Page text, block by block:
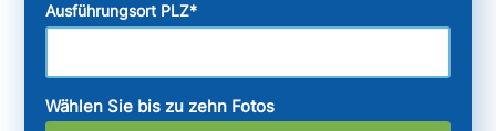
Ausführungsort PLZ*
Wählen Sie bis zu zehn Fotos